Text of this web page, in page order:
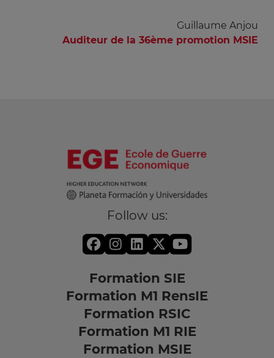
Guillaume Anjou
Auditeur de la 36ème promotion MSIE
Follow us:
Formation SIE
Formation M1 RensIE
Formation RSIC
Formation M1 RIE
Formation MSIE